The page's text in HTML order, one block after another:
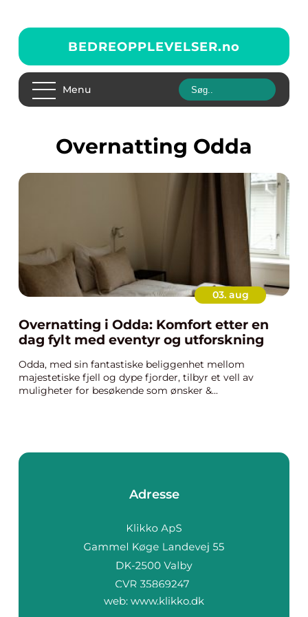
BEDREOPPLEVELSER.no
Menu
Overnatting Odda
03. aug
Overnatting i Odda: Komfort etter en
dag fylt med eventyr og utforskning
Odda, med sin fantastiske beliggenhet mellom
majestetiske fjell og dype fjorder, tilbyr et vell av
muligheter for besøkende som ønsker &...
Adresse
web: www.klikko.dk